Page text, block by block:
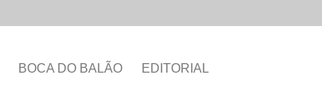
BOCA DO BALÃO EDITORIAL